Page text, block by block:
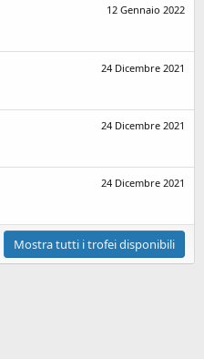
12 Gennaio 2022
24 Dicembre 2021
24 Dicembre 2021
24 Dicembre 2021
Mostra tutti i trofei disponibili